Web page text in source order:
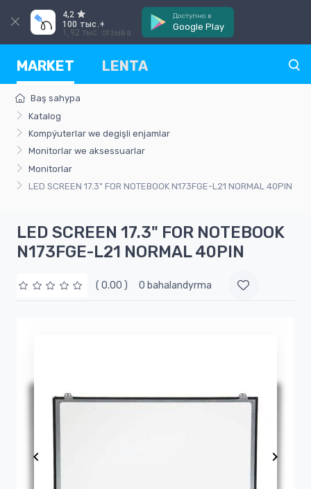
4,2
100 тыс.+
1,92 тыс. отзыва
Доступно в
Google Play
MARKET LENTA
Baş sahypa
Katalog
Kompýuterlar we degişli enjamlar
Monitorlar we aksessuarlar
Monitorlar
LED SCREEN 17.3" FOR NOTEBOOK N173FGE-L21 NORMAL 40PIN
LED SCREEN 17.3" FOR NOTEBOOK
N173FGE-L21 NORMAL 40PIN
( 0.00 ) 0 bahalandyrma